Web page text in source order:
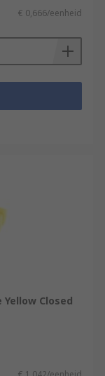
€ 0,666/eenheid
Yellow Closed